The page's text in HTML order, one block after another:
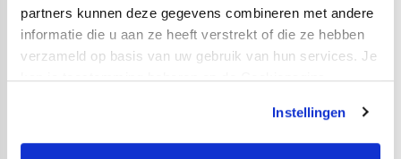
partners kunnen deze gegevens combineren met andere
informatie die u aan ze heeft verstrekt of die ze hebben
verzameld op basis van uw gebruik van hun services. Je
kan je toestemming beheren op de Cookiepagina.
Instellingen
sportakkoord.
De opleiding kan online of op de club gevolgd